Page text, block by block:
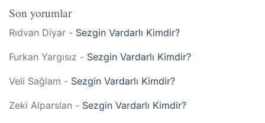
Son yorumlar
Rıdvan Diyar - Sezgin Vardarlı Kimdir?
Furkan Yargısız - Sezgin Vardarlı Kimdir?
Veli Sağlam - Sezgin Vardarlı Kimdir?
Zeki Alparslan - Sezgin Vardarlı Kimdir?